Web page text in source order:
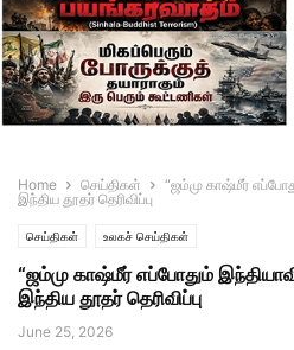
Home செய்திகள்
“ஜம்மு காஷ்மீர்
இந்திய தூதர் தெரிவிப்பு
செய்திகள் உலகச் செய்திகள்
“ஜம்மு காஷ்மீர் எப்போதும்
இந்திய தூதர் தெரிவிப்பு
June 25, 2026